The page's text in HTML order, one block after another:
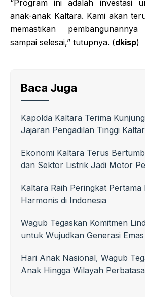
“Program ini adalah investasi
anak-anak Kaltara. Kami akan
memastikan
sampai selesai,” tutupnya. (dkisp)
Baca Juga
Kapolda Kaltara Terima
Jajaran Pengadilan Tinggi
Ekonomi Kaltara Terus
dan Sektor Listrik Jadi Motor
Kaltara Raih Peringkat Pertama
Harmonis di Indonesia
Wagub Tegaskan Komitmen
untuk Wujudkan Generasi
Hari Anak Nasional, Wagub
Anak Hingga Wilayah